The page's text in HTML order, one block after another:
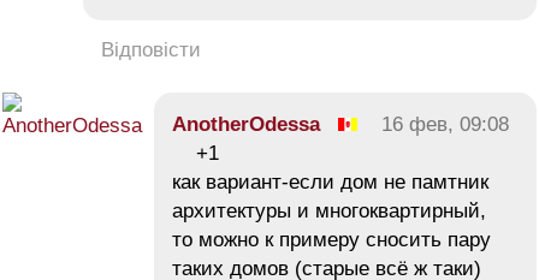
Відповісти
AnotherOdessa
16 фев, 09:08
+1
как вариант-если дом не памтник
архитектуры и многоквартирный,
то можно к примеру сносить пару
таких домов (старые всё ж таки)